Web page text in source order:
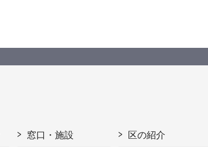
窓口・施設 区の紹介